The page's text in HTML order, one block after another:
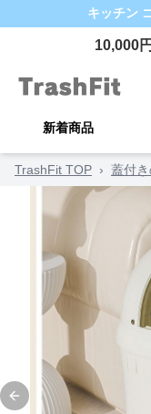
キッチン
10,000
新着商品
TrashFit TOP › 蓋付
Previous slide